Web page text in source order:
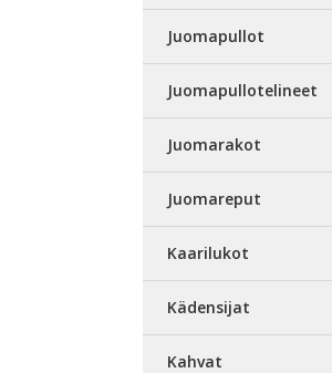
Juomapullot
Juomapullotelineet
Juomarakot
Juomareput
Kaarilukot
Kädensijat
Kahvat